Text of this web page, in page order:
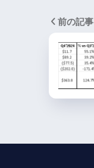
前の記事